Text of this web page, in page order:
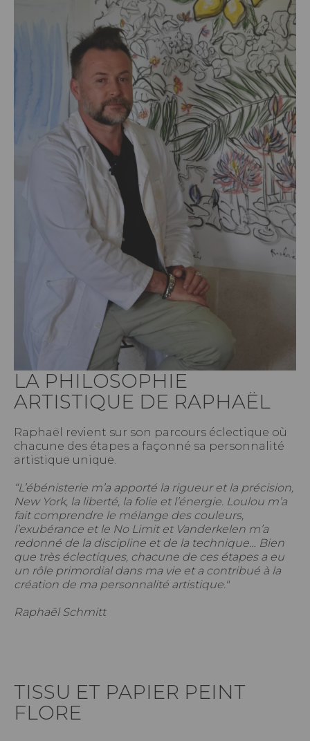
LA PHILOSOPHIE
ARTISTIQUE DE RAPHAËL
Raphaël revient sur son parcours éclectique où
chacune des étapes a façonné sa personnalité
artistique unique.
“L’ébénisterie m’a apporté la rigueur et la précision,
New York, la liberté, la folie et l’énergie. Loulou m’a
fait comprendre le mélange des couleurs,
l’exubérance et le No Limit et Vanderkelen m’a
redonné de la discipline et de la technique… Bien
que très éclectiques, chacune de ces étapes a eu
un rôle primordial dans ma vie et a contribué à la
création de ma personnalité artistique."
Raphaël Schmitt
TISSU ET PAPIER PEINT
FLORE